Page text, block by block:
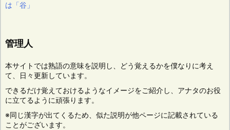
は「谷」
管理人
本サイトでは熟語の意味を説明し、どう覚えるかを僕なりに考え
て、日々更新しています。
できるだけ覚えておけるようなイメージをご紹介し、アナタのお役
に立てるように頑張ります。
※同じ漢字が出てくるため、似た説明が他ページに記載されている
ことがございます。